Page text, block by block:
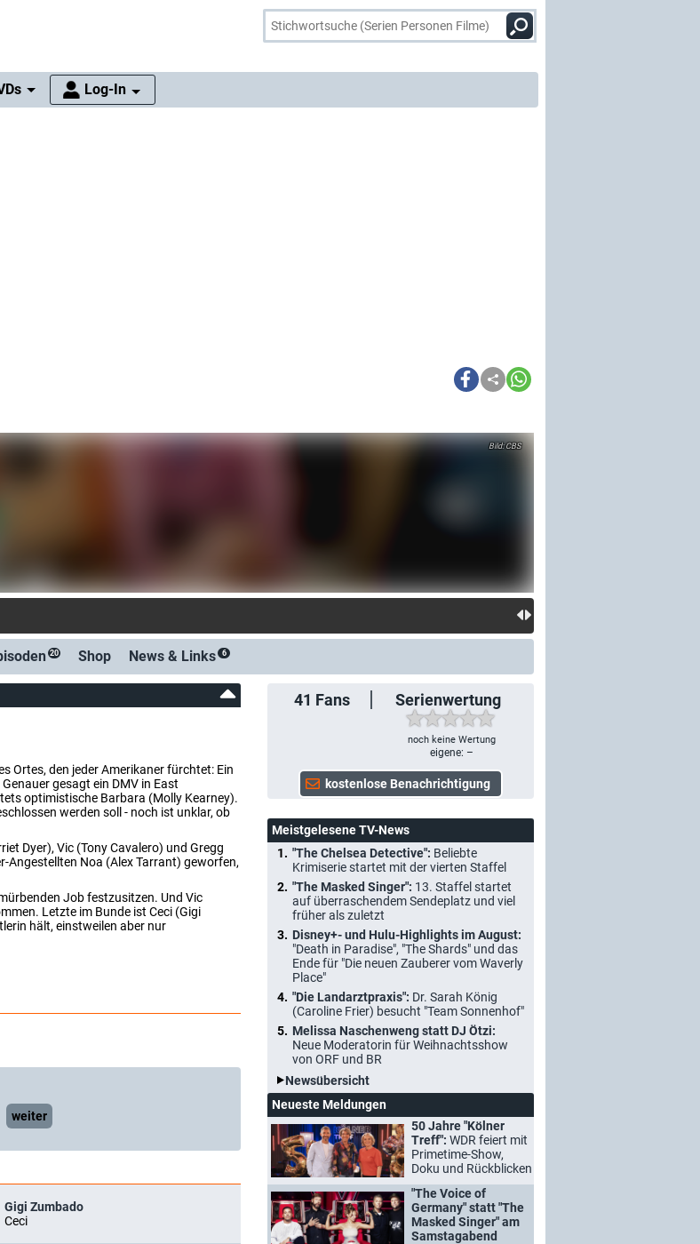
Log-In
CBS
Streaming- oder TV-St
20 Shop News & Links 6
41 Fans Serienwertung
noch keine Wertung
eigene: –
Ortes, den jeder Amerikaner fürchtet: Ein
gesagt ein DMV in East
optimistische Barbara (Molly Kearney).
werden soll - noch ist unklar, ob
Dyer), Vic (Tony Cavalero) und Gregg
Angestellten Noa (Alex Tarrant) geworfen,
Job festzusitzen. Und Vic
Letzte im Bunde ist Ceci (Gigi
hält, einstweilen aber nur
weiter
Gigi Zumbado
Ceci
Meistgelesene TV-News
"The Chelsea Detective": Beliebte
Krimiserie startet mit der vierten Staffel
"The Masked Singer": 13. Staffel startet
auf überraschendem Sendeplatz und viel
früher als zuletzt
Disney+- und Hulu-Highlights im August:
"Death in Paradise", "The Shards" und das
Ende für "Die neuen Zauberer vom Waverly
Place"
"Die Landarztpraxis": Dr. Sarah König
(Caroline Frier) besucht "Team Sonnenhof"
Melissa Naschenweng statt DJ Ötzi:
Neue Moderatorin für Weihnachtsshow
von ORF und BR
Newsübersicht
Neueste Meldungen
50 Jahre "Kölner
Treff": WDR feiert mit
Primetime-Show,
Doku und Rückblicken
"The Voice of
Germany" statt "The
Masked Singer" am
Samstagabend